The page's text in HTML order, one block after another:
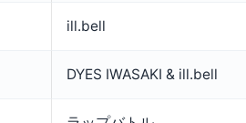
ill.bell
DYES IWASAKI & ill.bell